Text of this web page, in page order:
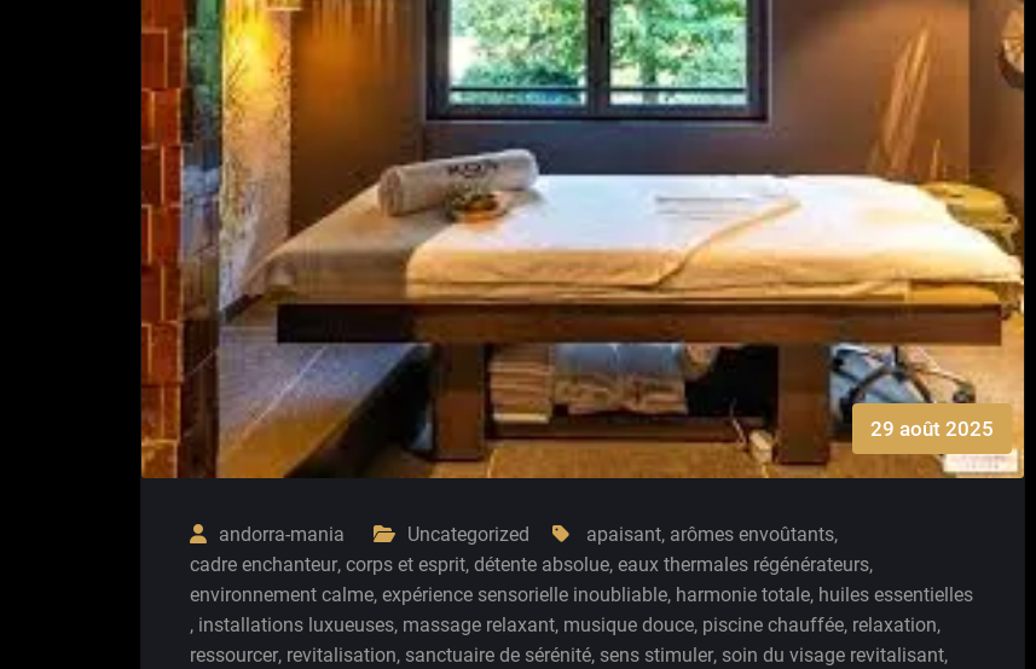
29 août 2025
andorra-mania Uncategorized apaisant, arômes envoûtants,
cadre enchanteur, corps et esprit, détente absolue, eaux thermales régénérateurs,
environnement calme, expérience sensorielle inoubliable, harmonie totale, huiles essentielles
, installations luxueuses, massage relaxant, musique douce, piscine chauffée, relaxation,
ressourcer, revitalisation, sanctuaire de sérénité, sens stimuler, soin du visage revitalisant,